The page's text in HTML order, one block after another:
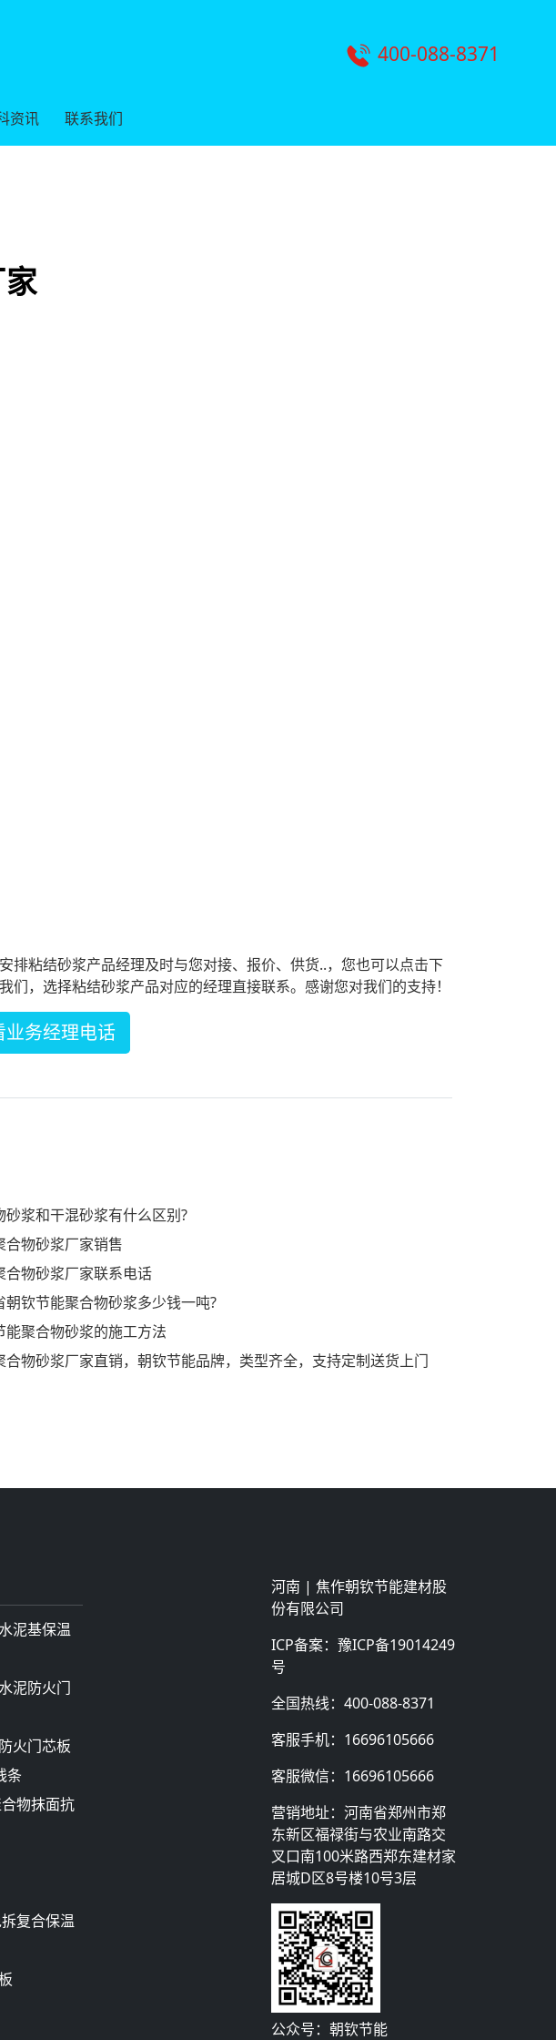
资讯 联系我们
400-088-8371
排粘结砂浆产品经理及时与您对接、报价、供货..，您也可以点击下
们，选择粘结砂浆产品对应的经理直接联系。感谢您对我们的支持！
业务经理电话
砂浆和干混砂浆有什么区别?
合物砂浆厂家销售
合物砂浆厂家联系电话
朝钦节能聚合物砂浆多少钱一吨?
能聚合物砂浆的施工方法
合物砂浆厂家直销，朝钦节能品牌，类型齐全，支持定制送货上门
泥基保温
泥防火门
火门芯板
条
物抹面抗
复合保温
河南 | 焦作朝钦节能建材股
份有限公司
ICP备案： 豫ICP备19014249
号
全国热线： 400-088-8371
客服手机： 16696105666
客服微信： 16696105666
营销地址：河南省郑州市郑
东新区福禄街与农业南路交
叉口南100米路西郑东建材家
居城D区8号楼10号3层
公众号：朝钦节能